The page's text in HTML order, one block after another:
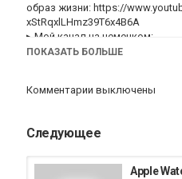
образ жизни: https://
xStRqxlLHmz39T6x4B6A
▸ Мой канал на немецком:
http://www.youtube.com/channel/
https://youtu.be/dy5gyfRaEPQ
ПОКАЗАТЬ БОЛЬШЕ
Комментарии выключены
Следующее
Apple